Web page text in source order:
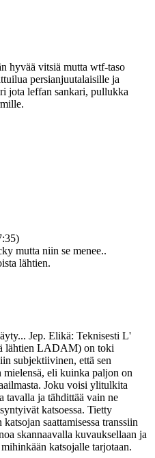
hyvää vitsiä mutta wtf-taso
persianjuutalaisille ja
jota leffan sankari, pullukka
mutta niin se menee..
lähtien.
Jep. Elikä: Teknisesti L'
lähtien LADAM) on toki
subjektiivinen, että sen
eli kuinka paljon on
Joku voisi ylitulkita
tavalla ja tähdittää vain ne
katsoessa. Tietty
saattamisessa transsiin
skannaavalla kuvauksellaan ja
katsojalle tarjotaan.